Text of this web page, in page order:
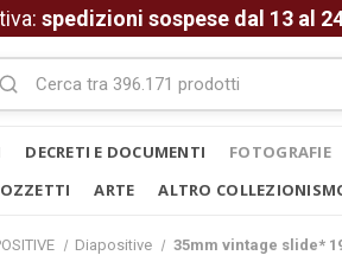
spedizioni sospese dal 13 al
DECRETI E DOCUMENTI FOTOGRAFIE
ARTE ALTRO
Diapositive 35mm vintage slide*